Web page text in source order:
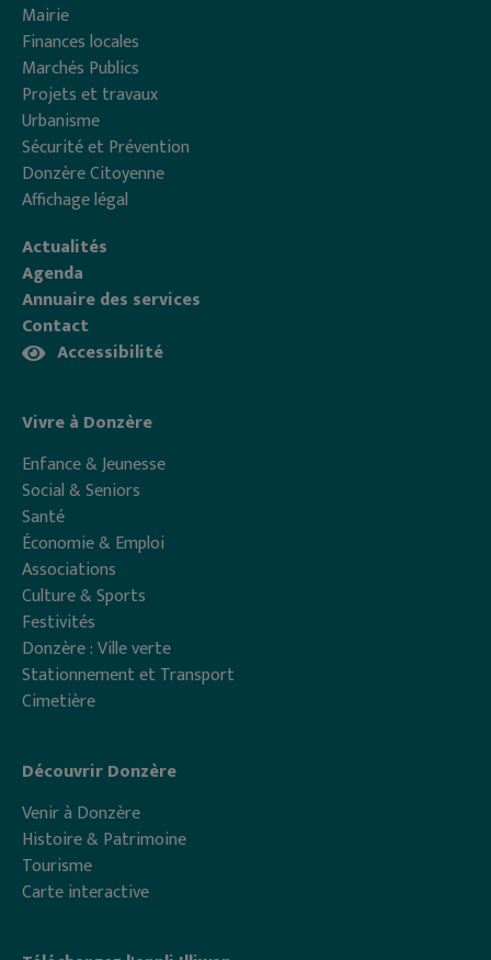
Mairie
Finances locales
Marchés Publics
Projets et travaux
Urbanisme
Sécurité et Prévention
Donzère Citoyenne
Affichage légal
Actualités
Agenda
Annuaire des services
Contact
Accessibilité
Vivre à Donzère
Enfance & Jeunesse
Social & Seniors
Santé
Économie & Emploi
Associations
Culture & Sports
Festivités
Donzère : Ville verte
Stationnement et Transport
Cimetière
Découvrir Donzère
Venir à Donzère
Histoire & Patrimoine
Tourisme
Carte interactive